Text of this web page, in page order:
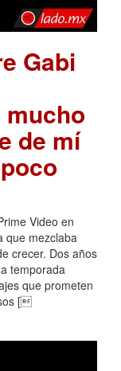
Gabi
mucho
de mí
Video en
que mezclaba
crecer. Dos años
temporada
que prometen
[